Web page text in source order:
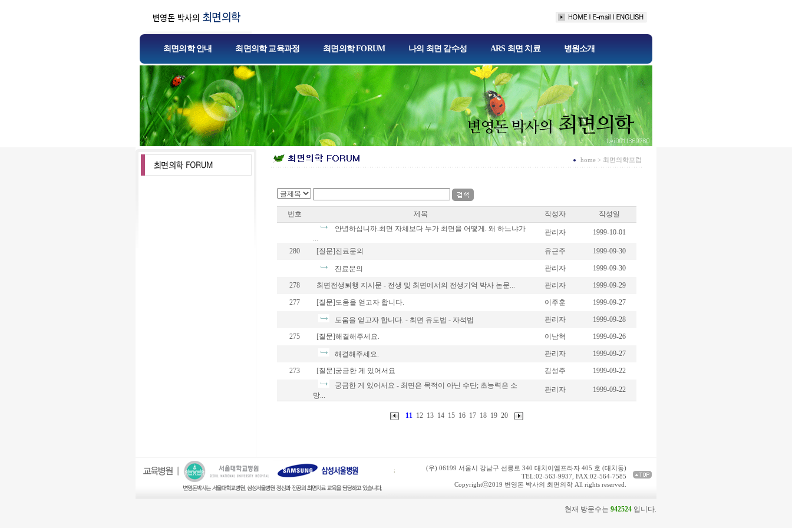
최면의학 안내 최면의학 교육과정 최면의학 FORUM 나의 최면 감수성 ARS 최면 치료 병원소개
home > 최면의학포럼
번호 제목 작성자
작성일
안녕하십니까.최면 자체보다 누가 최면을 어떻게. 왜 하느냐가
...
관리자 1999-10-01
280 [질문]진료문의 유근주 1999-09-30
진료문의 관리자 1999-09-30
278 최면전생퇴행 지시문 - 전생 및 최면에서의 전생기억 박사 논문... 관리자 1999-09-29
277 [질문]도움을 얻고자 합니다. 이주훈 1999-09-27
도움을 얻고자 합니다. - 최면 유도법 - 자석법 관리자 1999-09-28
275 [질문]해결해주세요. 이남혁 1999-09-26
해결해주세요. 관리자 1999-09-27
273 [질문]궁금한 게 있어서요 김성주
1999-09-22
궁금한 게 있어서요 - 최면은 목적이 아닌 수단; 초능력은 소
망...
관리자 1999-09-22
11 12 13 14 15 16 17 18 19 20
(우) 06199 서울시 강남구 선릉로 340 대치이엠프라자 405 호 (대치동)
TEL:02-563-9937, FAX:02-564-7585
Copyrightⓒ2019 변영돈 박사의 최면의학 All rights reserved.
현재 방문수는 942524 입니다.